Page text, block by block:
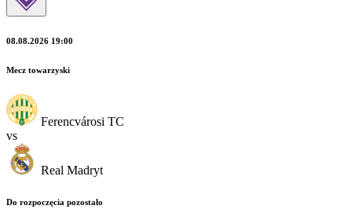
08.08.2026 19:00
Mecz towarzyski
Ferencvárosi TC
vs
Real Madryt
Do rozpoczęcia pozostało